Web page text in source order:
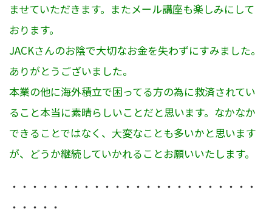
ませていただきます。またメール講座も楽しみにして
おります。
JACKさんのお陰で大切なお金を失わずにすみました。
ありがとうございました。
本業の他に海外積立で困ってる方の為に救済されてい
ること本当に素晴らしいことだと思います。なかなか
できることではなく、大変なことも多いかと思います
が、どうか継続していかれることお願いいたします。
・・・・・・・・・・・・・・・・・・・・・・・・
・・・・・